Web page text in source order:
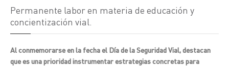
Permanente labor en materia de educación y
concientización vial.
Al conmemorarse en la fecha el Día de la Seguridad Vial, destacan
que es una prioridad instrumentar estrategias concretas para